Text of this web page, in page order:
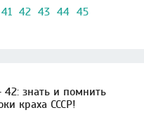
41 42 43 44 45
42: знать и помнить
краха СССР!